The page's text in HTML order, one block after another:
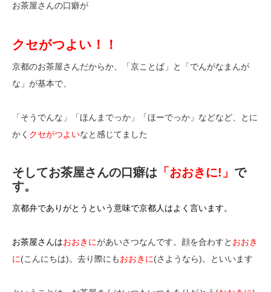
お茶屋さんの口癖が
クセがつよい！！
京都のお茶屋さんだからか、「京ことば」と「でんがなまんが
な」が基本で、
「そうでんな」「ほんまでっか」「ほーでっか」などなど、とに
かく クセがつよいなと感じてました
そしてお茶屋さんの口癖は 「おおきに!」 で
す。
京都弁でありがとうという意味で京都人はよく言います。
お茶屋さんはおおきにがあいさつなんです。顔を合わすと おおき
に(こんにちは)。去り際にもおおきに(さようなら)。といいます